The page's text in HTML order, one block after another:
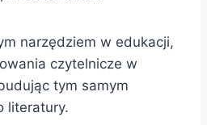
narzędziem w edukacji,
czytelnicze w
tym samym
literatury.